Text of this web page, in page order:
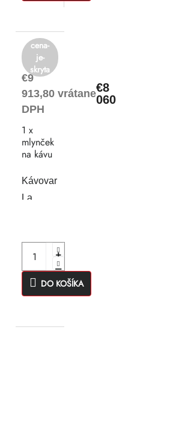
€9
913,80 vrátane
DPH
€8
060
1 x
mlynček
na kávu
Kávovar
La
cena-
je-
skryta
DO KOŠÍKA